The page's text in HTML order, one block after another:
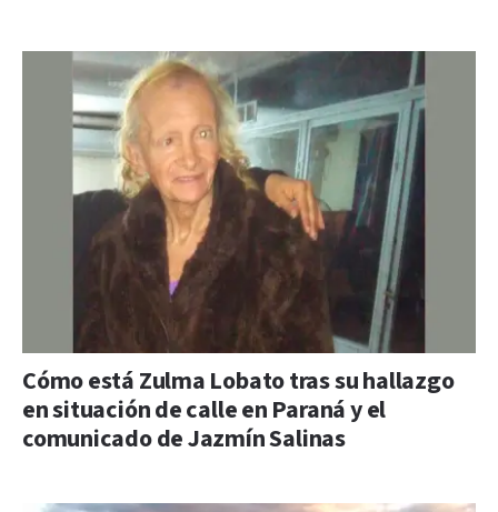
Cómo está Zulma Lobato tras su hallazgo
en situación de calle en Paraná y el
comunicado de Jazmín Salinas